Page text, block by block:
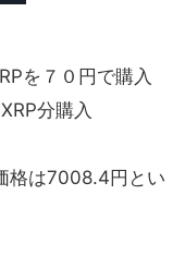
を７０円で購入
分購入
格は7008.4円とい